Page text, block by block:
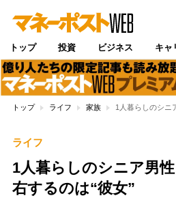
トップ 投資 ビジネス キャ
トップ ライフ 家族 1人暮らしのシニ
ライフ
1人暮らしのシニア男
右するのは“彼女”